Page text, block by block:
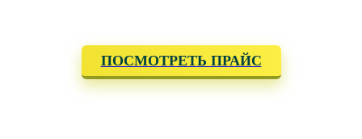
ПОСМОТРЕТЬ ПРАЙС